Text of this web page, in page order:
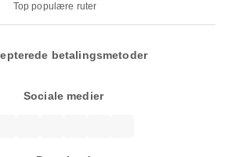
Top populære ruter
betalingsmetoder
Sociale medier